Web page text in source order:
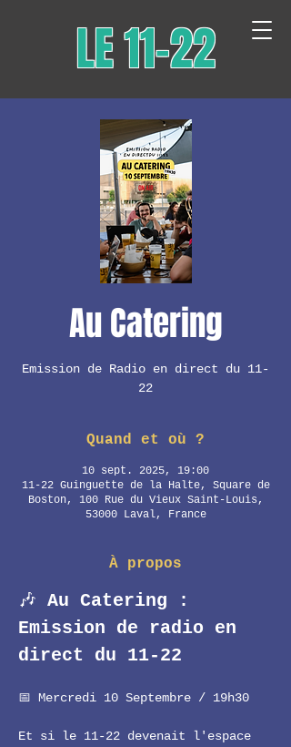
LE 11-22
Au Catering
Emission de Radio en direct du 11-
22
Quand et où ?
10 sept. 2025, 19:00
11-22 Guinguette de la Halte, Square de
Boston, 100 Rue du Vieux Saint-Louis,
53000 Laval, France
À propos
🎶 Au Catering :
Emission de radio en
direct du 11-22
📅 Mercredi 10 Septembre / 19h30
Et si le 11-22 devenait l'espace